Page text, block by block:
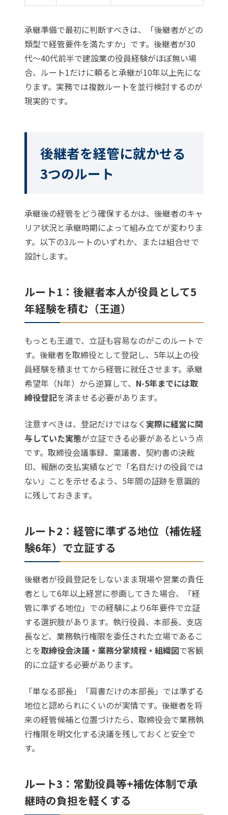
承継準備で最初に判断すべきは、「後継者がどの
類型で経管要件を満たすか」です。後継者が30
代〜40代前半で建設業の役員経験がほぼ無い場
合、ルート1だけに頼ると承継が10年以上先にな
ります。実務では複数ルートを並行検討するのが
現実的です。
後継者を経管に就かせる
3つのルート
承継後の経管をどう確保するかは、後継者のキャ
リア状況と承継時期によって組み立てが変わりま
す。以下の3ルートのいずれか、または組合せで
設計します。
ルート1：後継者本人が役員として5
年経験を積む（王道）
もっとも王道で、立証も容易なのがこのルートで
す。後継者を取締役として登記し、5年以上の役
員経験を積ませてから経管に就任させます。承継
希望年（N年）から逆算して、 N-5年までには取
締役登記を済ませる必要があります。
注意すべきは、登記だけではなく 実際に経営に関
与していた実態が立証できる必要があるという点
です。取締役会議事録、稟議書、契約書の決裁
印、報酬の支払実績などで「名目だけの役員では
ない」ことを示せるよう、5年間の証跡を意識的
に残しておきます。
ルート2：経管に準ずる地位（補佐経
験6年）で立証する
後継者が役員登記をしないまま現場や営業の責任
者として6年以上経営に参画してきた場合、「経
管に準ずる地位」での経験により6年要件で立証
する選択肢があります。執行役員、本部長、支店
長など、業務執行権限を委任された立場であるこ
とを取締役会決議・業務分掌規程・組織図で客観
的に立証する必要があります。
「単なる部長」「肩書だけの本部長」では準ずる
地位と認められにくいのが実情です。後継者を将
来の経管候補と位置づけたら、取締役会で業務執
行権限を明文化する決議を残しておくと安全で
す。
ルート3：常勤役員等+補佐体制で承
継時の負担を軽くする